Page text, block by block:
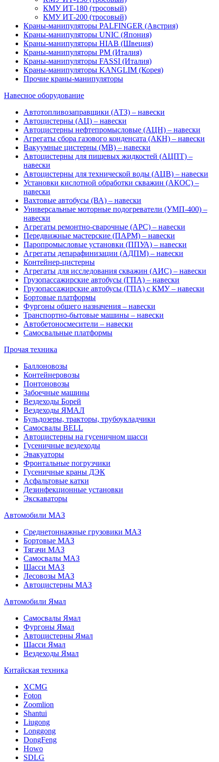
КМУ ИТ-180 (тросовый)
КМУ ИТ-200 (тросовый)
Краны-манипуляторы PALFINGER (Австрия)
Краны-манипуляторы UNIC (Япония)
Краны-манипуляторы HIAB (Швеция)
Краны-манипуляторы PM (Италия)
Краны-манипуляторы FASSI (Италия)
Краны-манипуляторы KANGLIM (Корея)
Прочие краны-манипуляторы
Навесное оборудование
Автотопливозаправщики (АТЗ) – навески
Автоцистерны (АЦ) – навески
Автоцистерны нефтепромысловые (АЦН) – навески
Агрегаты сбора газового конденсата (АКН) – навески
Вакуумные цистерны (МВ) – навески
Автоцистерны для пищевых жидкостей (АЦПТ) –
навески
Автоцистерны для технической воды (АЦВ) – навески
Установки кислотной обработки скважин (АКОС) –
навески
Вахтовые автобусы (ВА) – навески
Универсальные моторные подогреватели (УМП-400) –
навески
Агрегаты ремонтно-сварочные (АРС) – навески
Передвижные мастерские (ПАРМ) – навески
Паропромысловые установки (ППУА) – навески
Агрегаты депарафинизации (АДПМ) – навески
Контейнер-цистерны
Агрегаты для исследования скважин (АИС) – навески
Грузопассажирские автобусы (ГПА) – навески
Грузопассажирские автобусы (ГПА) с КМУ – навески
Бортовые платформы
Фургоны общего назначения – навески
Транспортно-бытовые машины – навески
Автобетоносмесители – навески
Самосвальные платформы
Прочая техника
Баллоновозы
Контейнеровозы
Понтоновозы
Забоечные машины
Вездеходы Борей
Вездеходы ЯМАЛ
Бульдозеры, тракторы, трубоукладчики
Самосвалы BELL
Автоцистерны на гусеничном шасси
Гусеничные вездеходы
Эвакуаторы
Фронтальные погрузчики
Гусеничные краны ДЭК
Асфальтовые катки
Дезинфекционные установки
Экскаваторы
Автомобили МАЗ
Среднетоннажные грузовики МАЗ
Бортовые МАЗ
Тягачи МАЗ
Самосвалы МАЗ
Шасси МАЗ
Лесовозы МАЗ
Автоцистерны МАЗ
Автомобили Ямал
Самосвалы Ямал
Фургоны Ямал
Автоцистерны Ямал
Шасси Ямал
Вездеходы Ямал
Китайская техника
XCMG
Foton
Zoomlion
Shantui
Liugong
Longgong
DongFeng
Howo
SDLG